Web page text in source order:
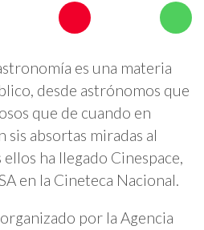
es una materia
desde astrónomos que
que de cuando en
sis absortas miradas al
ha llegado Cinespace,
en la Cineteca Nacional.
por la Agencia